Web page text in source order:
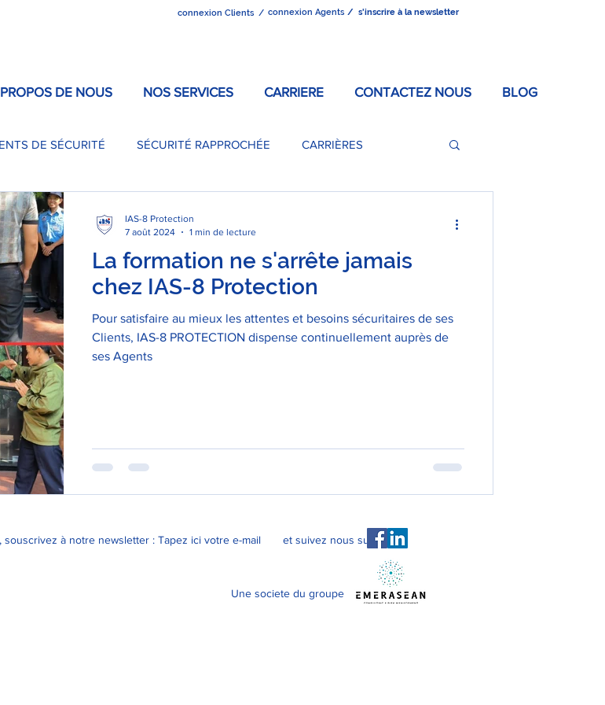
connexion Clients / / s'inscrire à la newsletter
connexion Agents
DE NOUS NOS SERVICES CARRIERE CONTACTEZ NOUS BLOG
DE SÉCURITÉ SÉCURITÉ RAPPROCHÉE CARRIÈRES
La formation ne s'arrête jamais
chez IAS-8 Protection
Pour satisfaire au mieux les attentes et besoins sécuritaires de ses
Clients, IAS-8 PROTECTION dispense continuellement auprès de
ses Agents
IAS-8 Protection
7 août 2024
1 min de lecture
souscrivez à notre newsletter : Tapez ici votre e-mail et suivez nous sur :
Une societe du groupe